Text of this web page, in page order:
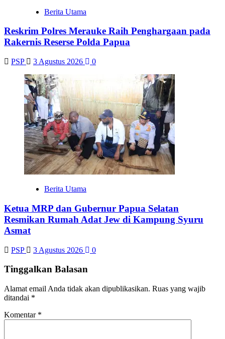
Berita Utama
Reskrim Polres Merauke Raih Penghargaan pada
Rakernis Reserse Polda Papua
PSP 3 Agustus 2026 0
Berita Utama
Ketua MRP dan Gubernur Papua Selatan
Resmikan Rumah Adat Jew di Kampung Syuru
Asmat
PSP 3 Agustus 2026 0
Tinggalkan Balasan
Alamat email Anda tidak akan dipublikasikan. Ruas yang wajib
ditandai *
Komentar *